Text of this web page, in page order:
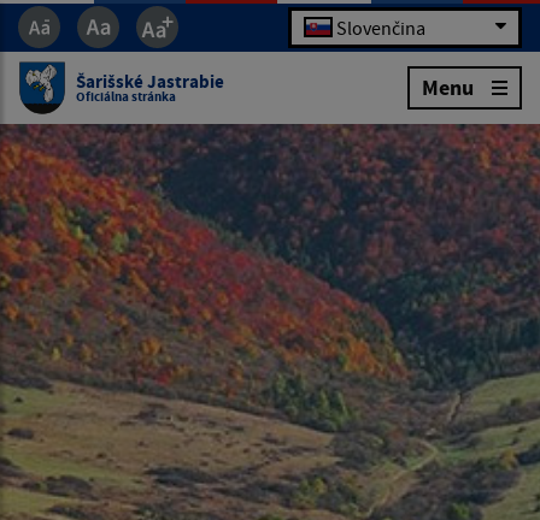
Slovenčina
Šarišské Jastrabie
Oficiálna stránka Menu